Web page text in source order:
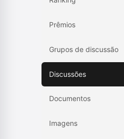
Prêmios
Grupos de discussão
Discussões
Documentos
Imagens